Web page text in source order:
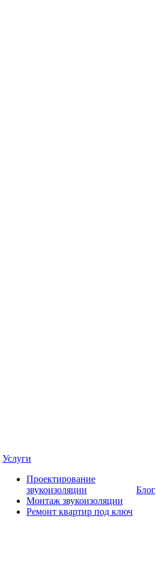
Услуги
Проектирование
звукоизоляции
Монтаж звукоизоляции
Ремонт квартир под ключ
Блог